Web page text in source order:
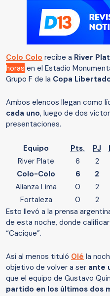
Colo Colo recibe a River
horas en el Estadio
Grupo F de la Copa
Ambos elencos llegan como
cada uno, luego de dos
presentaciones.
Equipo Pts. PJ
River Plate
6 2
Colo-Colo
6 2
Alianza Lima
0 2
Fortaleza
0 2
Esto llevó a la prensa
de esta noche, donde
“Cacique”.
Así al menos tituló Olé la
objetivo de volver a ser ante
que el equipo de Gustavo
partido en los últimos dos